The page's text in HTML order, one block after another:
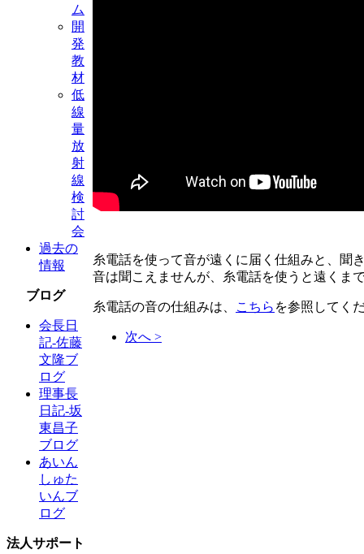
ム
開
発
教
材
低
線
量
放
射
線
検
討
会
過去の
情報
ブログ
会長日
記-佐藤
文隆ブ
ログ
理事長
日記-坂
東昌子
ブログ
あいん
しゅた
いんブ
ログ
法人サポート
糸電話を使って音が遠くに届く仕組みと、聞
音は聞こえませんが、糸電話を使うと遠くま
糸電話の音の仕組みは、 こちら を参照してく
次へ >